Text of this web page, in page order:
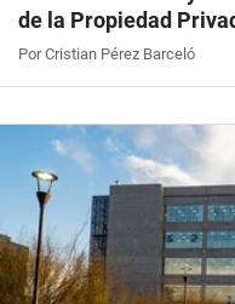
de la Propiedad
Por Cristian Pérez Barceló